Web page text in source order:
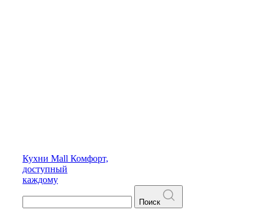
Кухни Mall Комфорт,
доступный
каждому
Поиск